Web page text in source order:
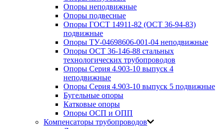
Опоры неподвижные
Опоры подвесные
Опоры ГОСТ 14911-82 (ОСТ 36-94-83)
подвижные
Опоры ТУ-04698606-001-04 неподвижные
Опоры ОСТ 36-146-88 стальных
технологических трубопроводов
Опоры Серия 4.903-10 выпуск 4
неподвижные
Опоры Серия 4.903-10 выпуск 5 подвижные
Бугельные опоры
Катковые опоры
Опоры ОСП и ОПП
Компенсаторы трубопроводов